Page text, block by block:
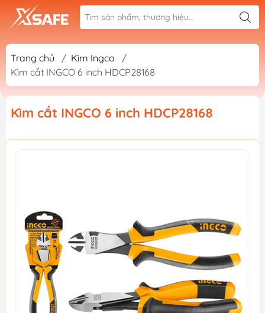
Trang chủ / Kìm Ingco
/
Kìm cắt INGCO 6 inch HDCP28168
Kìm cắt INGCO 6 inch HDCP28168